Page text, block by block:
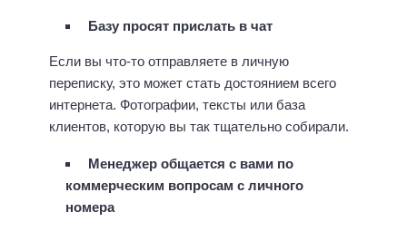
Базу просят прислать в чат
Если вы что-то отправляете в личную
переписку, это может стать достоянием всего
интернета. Фотографии, тексты или база
клиентов, которую вы так тщательно собирали.
Менеджер общается с вами по
коммерческим вопросам с личного
номера